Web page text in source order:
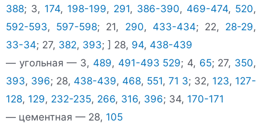
388; 3, 174, 198-199, 291, 386-390, 469-474, 520,
592-593, 597-598; 21, 290, 433-434; 22, 28-29,
33-34; 27, 382, 393; ] 28, 94, 438-439
— угольная — 3, 489, 491-493 529; 4, 65; 27, 350,
393, 396; 28, 438-439, 468, 551, 71 3; 32, 123, 127-
128, 129, 232-235, 266, 316, 396; 34, 170-171
— цементная — 28, 105